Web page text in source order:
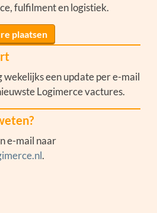
fulfilment en logistiek.
plaatsen
wekelijks een update per e-mail
Logimerce vactures.
e-mail naar
.